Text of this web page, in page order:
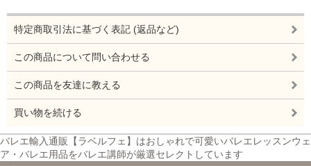
特定商取引法に基づく表記 (返品など)
この商品について問い合わせる
この商品を友達に教える
買い物を続ける
バレエ輸入通販【ラベルフェ】はおしゃれで可愛いバレエレッスンウェ
ア・バレエ用品をバレエ講師が厳選セレクトしています